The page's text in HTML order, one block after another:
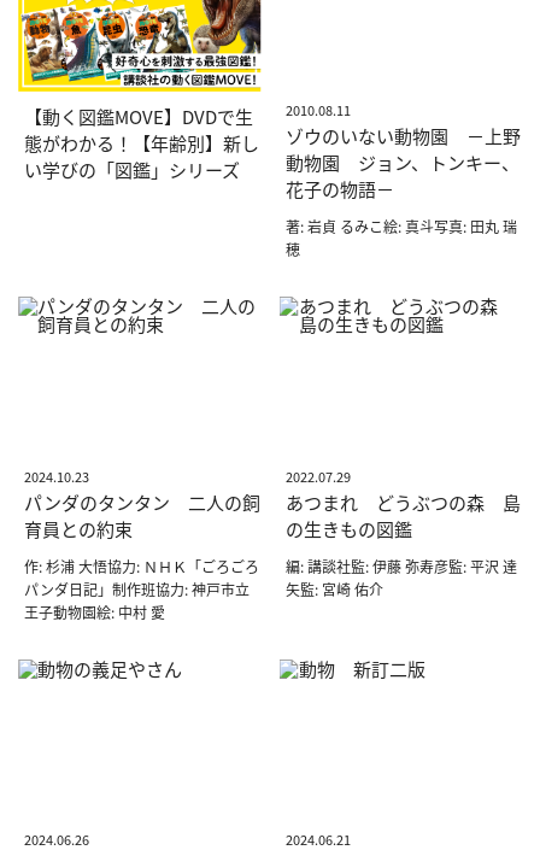
【動く図鑑MOVE】DVDで生
態がわかる！【年齢別】新し
い学びの「図鑑」シリーズ
2010.08.11
ゾウのいない動物園 －上野
動物園 ジョン、トンキー、
花子の物語－
著: 岩貞 るみこ絵: 真斗写真: 田丸 瑞
穂
2024.10.23
パンダのタンタン 二人の飼
育員との約束
作: 杉浦 大悟協力: ＮＨＫ「ごろごろ
パンダ日記」制作班協力: 神戸市立
王子動物園絵: 中村 愛
2022.07.29
あつまれ どうぶつの森 島
の生きもの図鑑
編: 講談社監: 伊藤 弥寿彦監: 平沢 達
矢監: 宮崎 佑介
2024.06.26 2024.06.21